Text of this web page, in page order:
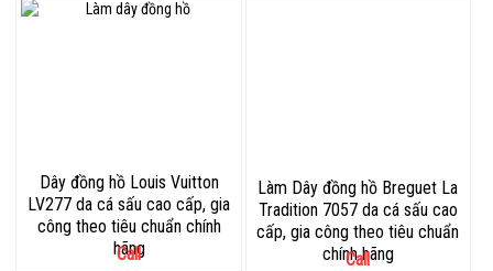
Dây đồng hồ Louis Vuitton
LV277 da cá sấu cao cấp, gia
công theo tiêu chuẩn chính
hãng
Call
Làm Dây đồng hồ Breguet La
Tradition 7057 da cá sấu cao
cấp, gia công theo tiêu chuẩn
chính hãng
Call